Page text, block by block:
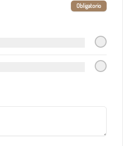
calderete castello pollo
Obligatorio